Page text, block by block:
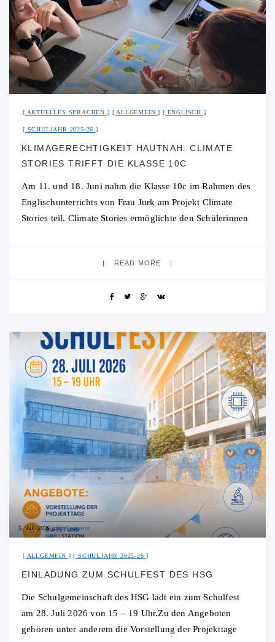
8. Juli 2026 No Comment
AKTUELLES SPRACHEN ALLGEMEIN ENGLISCH
SCHULJAHR 2025-26
KLIMAGERECHTIGKEIT HAUTNAH: CLIMATE
STORIES TRIFFT DIE KLASSE 10C
Am 11. und 18. Juni nahm die Klasse 10c im Rahmen des
Englischunterrichts von Frau Jurk am Projekt Climate
Stories teil. Climate Stories ermöglichte den Schülerinnen
READ MORE
5. Juli 2026 No Comment
ALLGEMEIN SCHULJAHR 2025-26
EINLADUNG ZUM SCHULFEST DES HSG
Die Schulgemeinschaft des HSG lädt ein zum Schulfest
am 28. Juli 2026 von 15 – 19 Uhr.Zu den Angeboten
gehören unter anderem die Vorstellung der Projekttage